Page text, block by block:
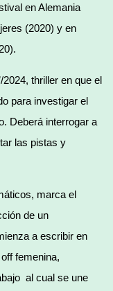
en Alemania
(2020) y en
thriller en que el
para investigar el
Deberá interrogar a
las pistas y
marca el
de un
a escribir en
femenina,
al cual se une